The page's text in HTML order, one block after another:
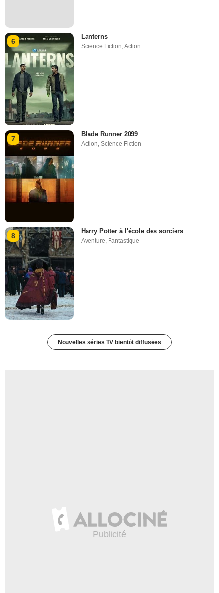
6
Lanterns
Science Fiction,Action
7
Blade Runner 2099
Action ,Science Fiction
8
Harry Potter à l'école des sorciers
Aventure, Fantastique
Nouvelles séries TV bientôt diffusées